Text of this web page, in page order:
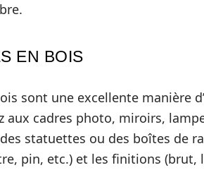
EN BOIS
sont une excellente manière
aux cadres photo, miroirs,
statuettes ou des boîtes de
pin, etc.) et les finitions